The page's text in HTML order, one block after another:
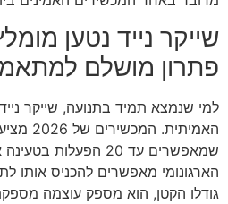
שייקר נייד נטען
פתרון מושלם
למי שנמצא תמיד בתנועה, שייקר
שמאפשרים עד 20
הארגונומי מאפשרים להכניס אותו
גודלו הקטן, הוא מספק עוצמה